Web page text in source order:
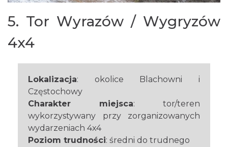
5. Tor Wyrazów / Wygryzów
4x4
Lokalizacja: okolice Blachowni i
Częstochowy
Charakter miejsca: tor/teren
wykorzystywany przy zorganizowanych
wydarzeniach 4x4
Poziom trudności: średni do trudnego